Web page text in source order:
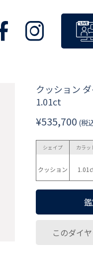
クッション
1.01ct
¥535,700 (税
シェイプ
クッション
カラッ
このダイ